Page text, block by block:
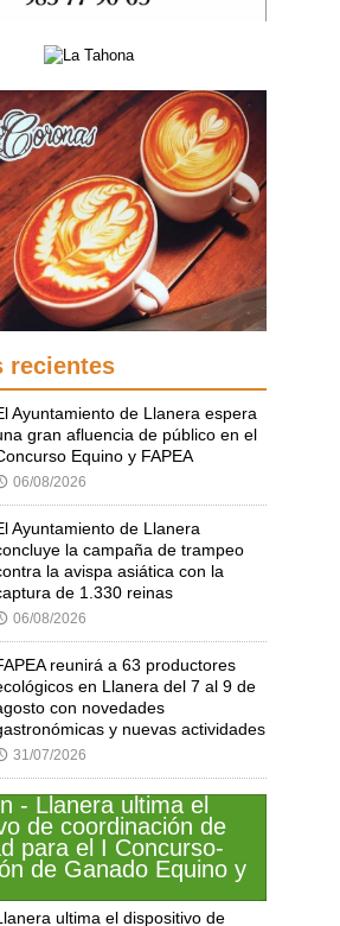
recientes
Ayuntamiento de Llanera espera
gran afluencia de público en el
Equino y FAPEA
06/08/2026
Ayuntamiento de Llanera
la campaña de trampeo
la avispa asiática con la
de 1.330 reinas
06/08/2026
reunirá a 63 productores
en Llanera del 7 al 9 de
con novedades
y nuevas actividades
31/07/2026
ultima el dispositivo de